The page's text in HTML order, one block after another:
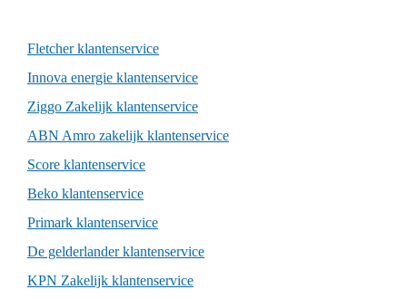
Fletcher klantenservice
Innova energie klantenservice
Ziggo Zakelijk klantenservice
ABN Amro zakelijk klantenservice
Score klantenservice
Beko klantenservice
Primark klantenservice
De gelderlander klantenservice
KPN Zakelijk klantenservice